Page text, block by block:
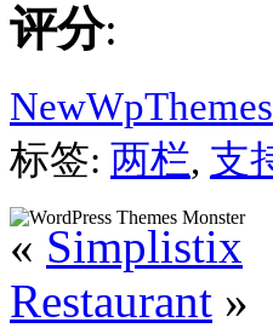
评分:
NewWpThemes
标签: 两栏, 支
« Simplistix
Restaurant »